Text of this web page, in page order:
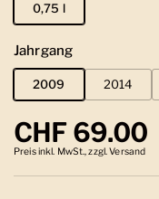
0,75 l
Jahrgang
2009 2014
Regulärer
CHF 69.00
Preis inkl. MwSt., zzgl. Versand